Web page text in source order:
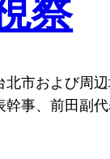
察
北市および周
幹事、前田副